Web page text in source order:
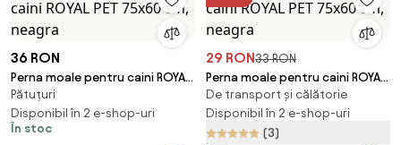
Albastru | Aosom Romania
36 RON
Perna moale pentru caini ROYAL
PET 75x60 cm, neagra
Pătuțuri
Disponibil în 2 e-shop-uri
În stoc
29 RON33 RON
Perna moale pentru caini ROYAL
PET 75x60 cm, neagra
De transport și călătorie
Disponibil în 2 e-shop-uri
(3)